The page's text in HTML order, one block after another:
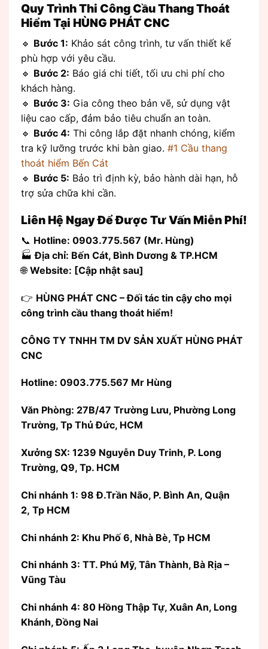
Quy Trình Thi Công Cầu Thang Thoát
Hiểm Tại HÙNG PHÁT CNC
🔹 Bước 1: Khảo sát công trình, tư vấn thiết kế
phù hợp với yêu cầu.
🔹 Bước 2: Báo giá chi tiết, tối ưu chi phí cho
khách hàng.
🔹 Bước 3: Gia công theo bản vẽ, sử dụng vật
liệu cao cấp, đảm bảo tiêu chuẩn an toàn.
🔹 Bước 4: Thi công lắp đặt nhanh chóng, kiểm
tra kỹ lưỡng trước khi bàn giao. #1 Cầu thang
thoát hiểm Bến Cát
🔹 Bước 5: Bảo trì định kỳ, bảo hành dài hạn, hỗ
trợ sửa chữa khi cần.
Liên Hệ Ngay Để Được Tư Vấn Miễn Phí!
📞 Hotline: 0903.775.567 (Mr. Hùng)
🏭Địa chỉ: Bến Cát, Bình Dương & TP.HCM
🌐Website: [Cập nhật sau]
👉 HÙNG PHÁT CNC – Đối tác tin cậy cho mọi
công trình cầu thang thoát hiểm!
CÔNG TY TNHH TM DV SẢN XUẤT HÙNG PHÁT
CNC
Hotline: 0903.775.567 Mr Hùng
Văn Phòng: 27B/47 Trường Lưu, Phường Long
Trường, Tp Thủ Đức, HCM
Xưởng SX: 1239 Nguyễn Duy Trinh, P. Long
Trường, Q9, Tp. HCM
Chi nhánh 1: 98 Đ.Trần Não, P. Bình An, Quận
2, Tp HCM
Chi nhánh 2: Khu Phố 6, Nhà Bè, Tp HCM
Chi nhánh 3: TT. Phú Mỹ, Tân Thành, Bà Rịa –
Vũng Tàu
Chi nhánh 4: 80 Hồng Thập Tự, Xuân An, Long
Khánh, Đồng Nai